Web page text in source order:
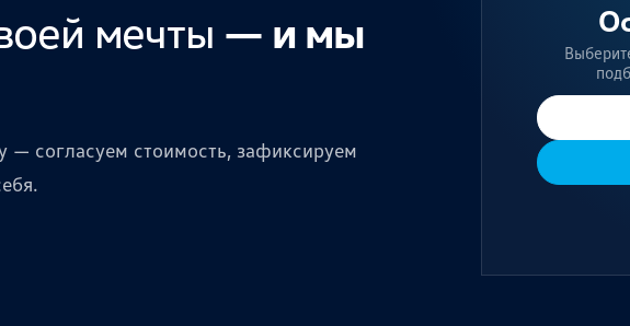
мечты — и мы
— согласуем стоимость, зафиксируем